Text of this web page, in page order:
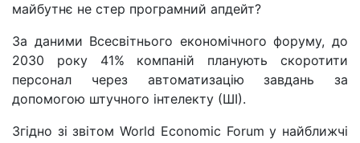
майбутнє не стер програмний апдейт?
За даними Всесвітнього економічного форуму, до
2030 року 41% компаній планують скоротити
персонал через автоматизацію завдань за
допомогою штучного інтелекту (ШІ).
Згідно зі звітом World Economic Forum у найближчі